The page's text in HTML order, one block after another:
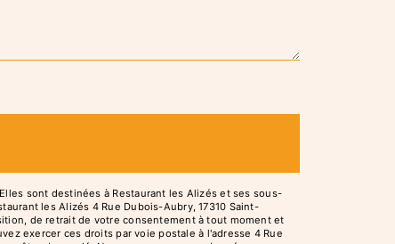
sont destinées à Restaurant les Alizés et ses sous-
les Alizés 4 Rue Dubois-Aubry, 17310 Saint-
de retrait de votre consentement à tout moment et
exercer ces droits par voie postale à l'adresse 4 Rue